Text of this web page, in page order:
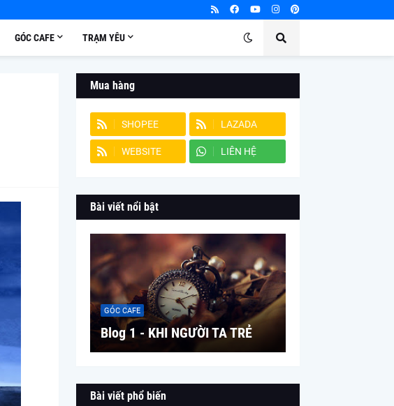
GÓC CAFE TRẠM YÊU
Mua hàng
SHOPEE LAZADA
WEBSITE LIÊN HỆ
Bài viết nổi bật
GÓC CAFE
Blog 1 - KHI NGƯỜI TA TRẺ
Bài viết phổ biến